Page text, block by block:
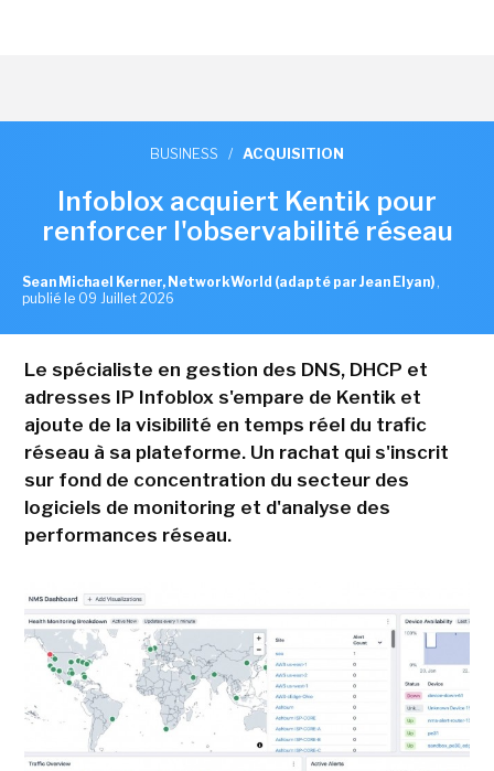
BUSINESS / ACQUISITION
Infoblox acquiert Kentik pour
renforcer l'observabilité réseau
Sean Michael Kerner, NetworkWorld (adapté par Jean Elyan) ,
publié le 09 Juillet 2026
Le spécialiste en gestion des DNS, DHCP et
adresses IP Infoblox s'empare de Kentik et
ajoute de la visibilité en temps réel du trafic
réseau à sa plateforme. Un rachat qui s'inscrit
sur fond de concentration du secteur des
logiciels de monitoring et d'analyse des
performances réseau.